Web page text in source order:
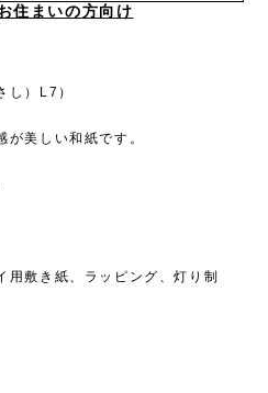
住まいの方向け
し）L7）
美しい和紙です。
用敷き紙、ラッピング、灯り制